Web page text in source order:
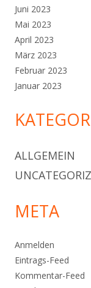
Juni 2023
Mai 2023
April 2023
März 2023
Februar 2023
Januar 2023
ALLGEMEIN
META
Anmelden
Eintrags-Feed
Kommentar-Feed